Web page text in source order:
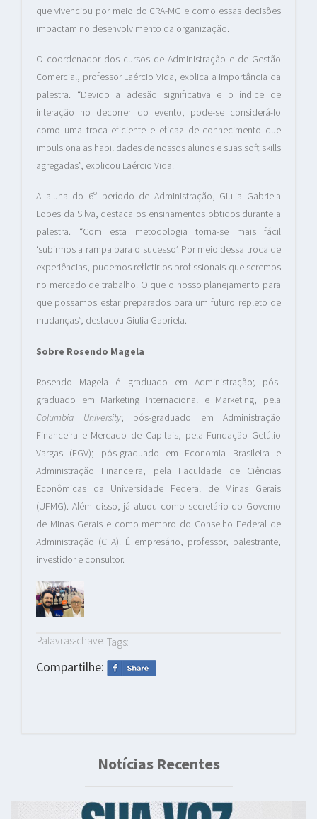
que vivenciou por meio do CRA-MG e como essas decisões
impactam no desenvolvimento da organização.
O coordenador dos cursos de Administração e de Gestão
Comercial, professor Laércio Vida, explica a importância da
palestra. “Devido a adesão significativa e o índice de
interação no decorrer do evento, pode-se considerá-lo
como uma troca eficiente e eficaz de conhecimento que
impulsiona as habilidades de nossos alunos e suas soft skills
agregadas”, explicou Laércio Vida.
A aluna do 6º período de Administração, Giulia Gabriela
Lopes da Silva, destaca os ensinamentos obtidos durante a
palestra. “Com esta metodologia torna-se mais fácil
‘subirmos a rampa para o sucesso’. Por meio dessa troca de
experiências, pudemos refletir os profissionais que seremos
no mercado de trabalho. O que o nosso planejamento para
que possamos estar preparados para um futuro repleto de
mudanças”, destacou Giulia Gabriela.
Sobre Rosendo Magela
Rosendo Magela é graduado em Administração; pós-
graduado em Marketing Internacional e Marketing, pela
Columbia University; pós-graduado em Administração
Financeira e Mercado de Capitais, pela Fundação Getúlio
Vargas (FGV); pós-graduado em Economia Brasileira e
Administração Financeira, pela Faculdade de Ciências
Econômicas da Universidade Federal de Minas Gerais
(UFMG). Além disso, já atuou como secretário do Governo
de Minas Gerais e como membro do Conselho Federal de
Administração (CFA). É empresário, professor, palestrante,
investidor e consultor.
Palavras-chave: Tags:
Compartilhe:
Notícias Recentes